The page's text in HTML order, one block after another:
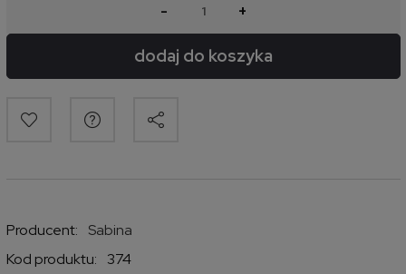
- +
dodaj do koszyka
Producent:
Sabina
Kod produktu:
374